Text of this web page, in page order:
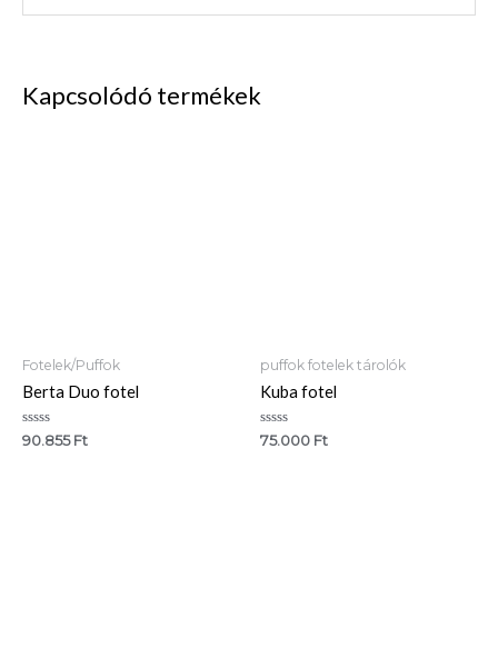
Kapcsolódó termékek
Fotelek/Puffok
Berta Duo fotel
Értékelés:
90.855Ft
puffok fotelek tárolók
Kuba fotel
Értékelés:
75.000 Ft